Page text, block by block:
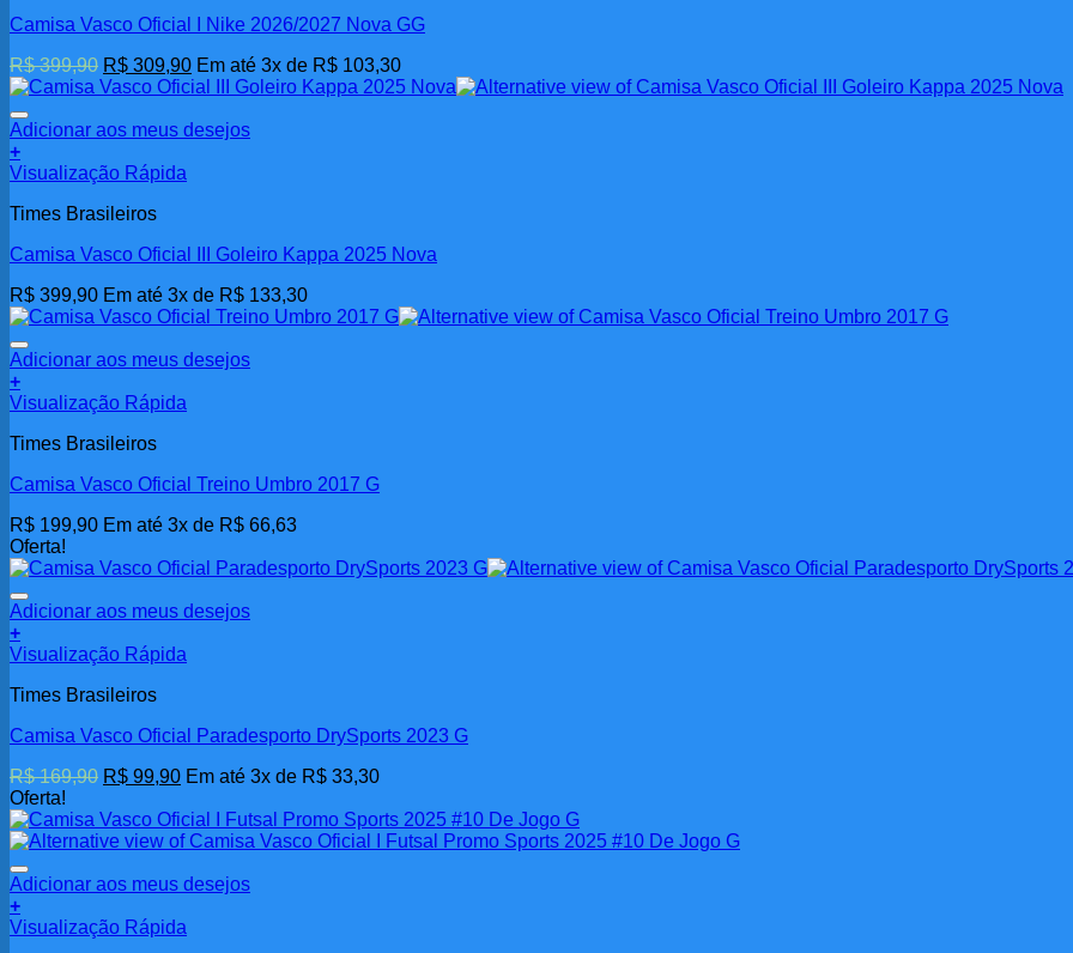
Camisa Vasco Oficial I Nike 2026/2027 Nova GG
R$399,90 O
preço
era:
R$ 309,90O
preço
é:
Em até 3x de R$ 103,30
Adicionar aos meus desejos
+
Este
tem
variantes.
opções
podem
ser
escolhidas
na
página
produto
Visualização Rápida
Times Brasileiros
Camisa Vasco Oficial III Goleiro Kappa 2025 Nova
R$ 399,90 Em até 3x de R$ 133,30
Adicionar aos meus desejos
+
Visualização Rápida
Times Brasileiros
Camisa Vasco Oficial Treino Umbro 2017 G
R$ 199,90 Em até 3x de R$ 66,63
Oferta!
Adicionar aos meus desejos
+
Visualização Rápida
Times Brasileiros
Camisa Vasco Oficial Paradesporto DrySports 2023 G
R$169,90 O
original
era:
R$ 99,90O
atual
é:
Em até 3x de R$ 33,30
Oferta!
Adicionar aos meus desejos
+
Visualização Rápida